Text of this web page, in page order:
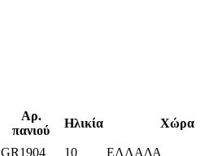
Αρ.
πανιού
Ηλικία Χώρα
GR1904 10 ΕΛΛΑΔΑ